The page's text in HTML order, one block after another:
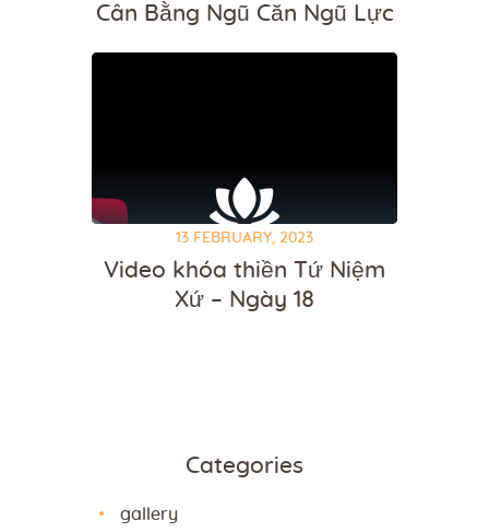
Cân Bằng Ngũ Căn Ngũ Lực
13 FEBRUARY, 2023
Video khóa thiền Tứ Niệm
Xứ – Ngày 18
Categories
gallery